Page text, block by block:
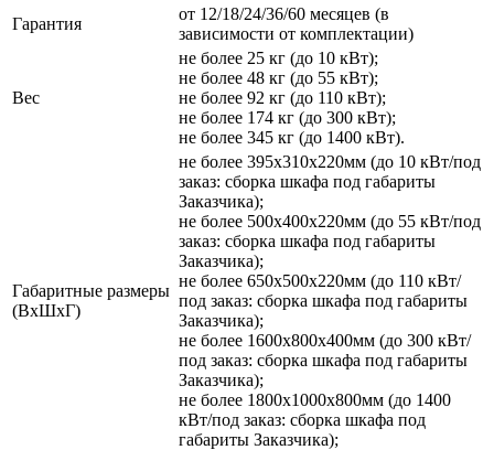
Гарантия
от 12/18/24/36/60 месяцев (в
зависимости от комплектации)
Вес
не более 25 кг (до 10 кВт);
не более 48 кг (до 55 кВт);
не более 92 кг (до 110 кВт);
не более 174 кг (до 300 кВт);
не более 345 кг (до 1400 кВт).
Габаритные размеры
(ВхШхГ)
не более 395х310х220мм (до 10 кВт/под
заказ: сборка шкафа под габариты
Заказчика);
не более 500х400х220мм (до 55 кВт/под
заказ: сборка шкафа под габариты
Заказчика);
не более 650х500х220мм (до 110 кВт/
под заказ: сборка шкафа под габариты
Заказчика);
не более 1600х800х400мм (до 300 кВт/
под заказ: сборка шкафа под габариты
Заказчика);
не более 1800х1000х800мм (до 1400
кВт/под заказ: сборка шкафа под
габариты Заказчика);